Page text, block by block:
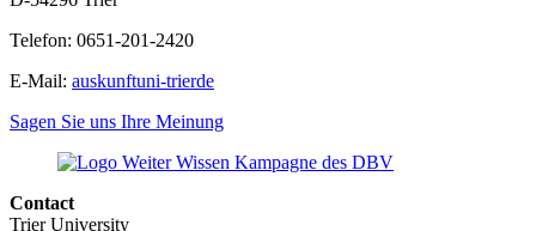
Telefon: 0651-201-2420
E-Mail: auskunftuni-trierde
Sagen Sie uns Ihre Meinung
Contact
Trier University